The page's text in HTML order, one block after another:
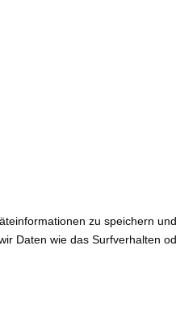
zu speichern
Daten wie das Surfverhalten